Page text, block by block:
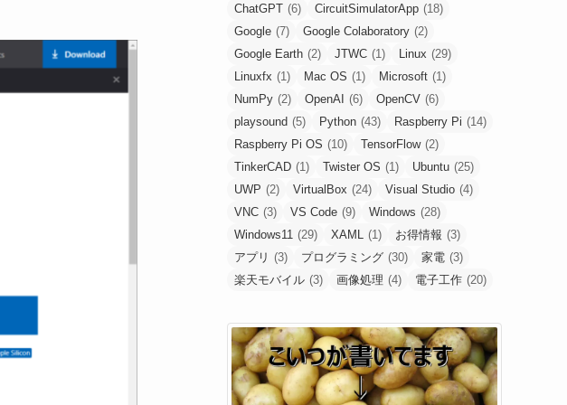
ChatGPT (6) CircuitSimulatorApp (18)
Google (7) Google Colaboratory (2)
Google Earth (2) JTWC (1) Linux (29)
Linuxfx (1) Mac OS (1) Microsoft (1)
NumPy (2) OpenAI (6) OpenCV (6)
playsound (5) Python (43) Raspberry Pi (14)
Raspberry Pi OS (10) TensorFlow (2)
TinkerCAD (1) Twister OS (1) Ubuntu (25)
UWP (2) VirtualBox (24) Visual Studio (4)
VNC (3) VS Code (9) Windows (28)
Windows11 (29) XAML (1) お得情報 (3)
アプリ (3) プログラミング (30) 家電 (3)
楽天モバイル (3) 画像処理 (4) 電子工作 (20)